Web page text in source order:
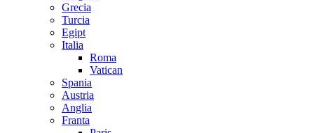
Grecia
Turcia
Egipt
Italia
Roma
Vatican
Spania
Austria
Anglia
Franta